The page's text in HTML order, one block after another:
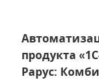
продукта
Рарус: